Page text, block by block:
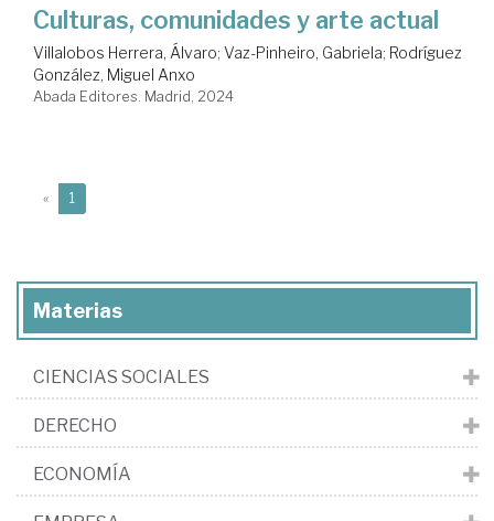
Culturas, comunidades y arte actual
Villalobos Herrera, Álvaro; Vaz-Pinheiro, Gabriela; Rodríguez
González, Miguel Anxo
Abada Editores. Madrid, 2024
« 1
Materias
CIENCIAS SOCIALES
DERECHO
ECONOMÍA